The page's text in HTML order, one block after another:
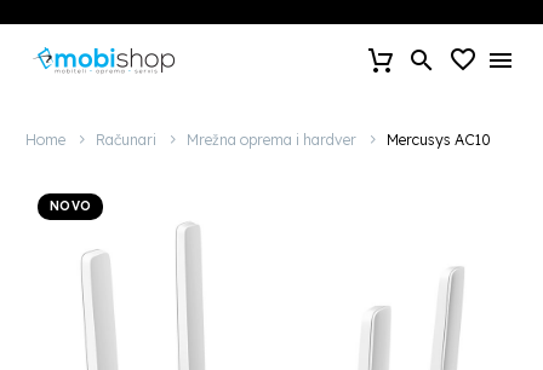
Home Računari Mrežna oprema i hardver Mercusys AC10
NOVO